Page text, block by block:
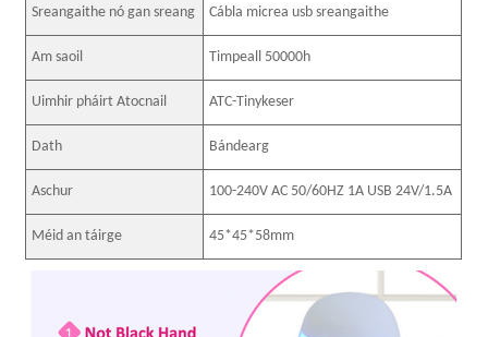
Sreangaithe nó gan sreang Cábla micrea usb sreangaithe
Am saoil Timpeall 50000h
Uimhir pháirt Atocnail ATC-Tinykeser
Dath Bándearg
Aschur 100-240V AC 50/60HZ 1A USB 24V/1.5A
Méid an táirge 45*45*58mm